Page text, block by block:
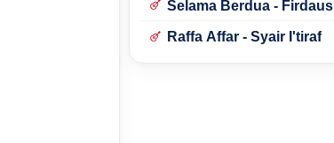
Selama Berdua - Firdaus
Raffa Affar - Syair I'tiraf